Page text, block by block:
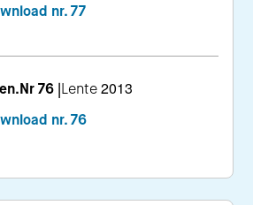
nr. 77
76 |Lente 2013
nr. 76